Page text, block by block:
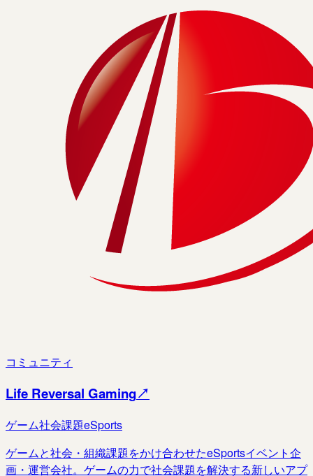
コミュニティ
Life Reversal Gaming↗
ゲーム社会課題eSports
ゲームと社会・組織課題をかけ合わせたeSportsイベント企
画・運営会社。ゲームの力で社会課題を解決する新しいアプ